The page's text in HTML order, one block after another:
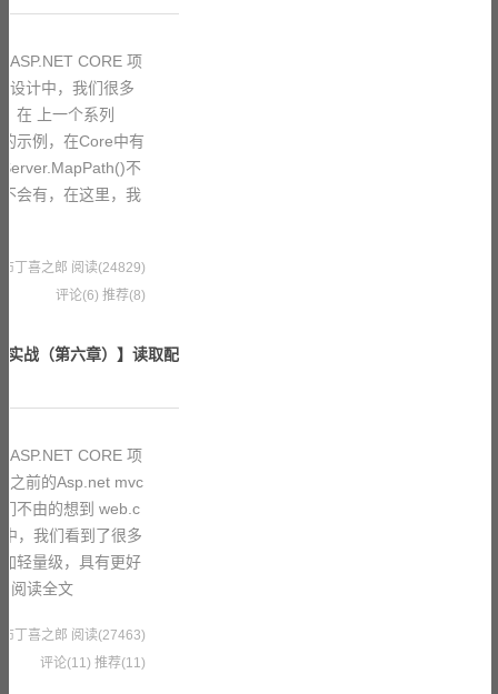
ASP.NET CORE 项
设计中，我们很多
在 上一个系列
示例，在Core中有
不
会有，在这里，我
丁喜之郎 阅读(24829)
评论(6) 推荐(8)
实战（第六章）】读取配
ASP.NET CORE 项
之前的Asp.net mvc
不由的想到 web.c
，我们看到了很多
轻量级，具有更好
阅读全文
丁喜之郎 阅读(27463)
评论(11) 推荐(11)